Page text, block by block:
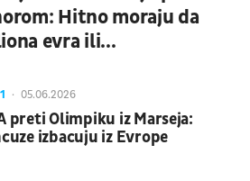
Hitno moraju da
evra ili...
05.06.2026
preti Olimpiku iz Marseja:
izbacuju iz Evrope